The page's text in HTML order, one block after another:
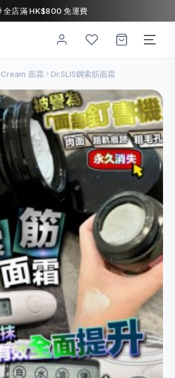
全店滿 HK$800 免運費
面霜 Dr.SLIS鋼索筋面霜